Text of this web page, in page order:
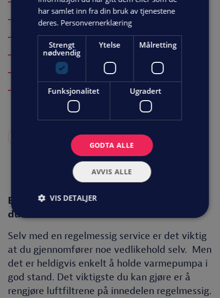
Utregning av effekt
Funksjonstest
Skriftlig rapport
Bytte av filter
Bytte av batterier
KONTAKT OSS FOR SERVICE
Enkelt vedlikehold av varmepumpen gjør
du selv
Selv med en regelmessig service er det viktig
at du gjennomfører noe vedlikehold selv. Men
det er heldigvis enkelt å holde varmepumpa i
god stand. Det viktigste du kan gjøre er å
rengjøre luftfiltrene på innedelen regelmessig.
har samlet inn fra din bruk av tjenestene
deres. Personvernerklæring
Strengt
nødvendig
Ytelse Målretting
Funksjonalitet Ugradert
GODTA ALLE
AVVIS ALLE
VIS DETALJER